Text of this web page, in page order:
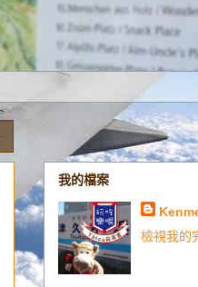
我的檔案
檢視我的